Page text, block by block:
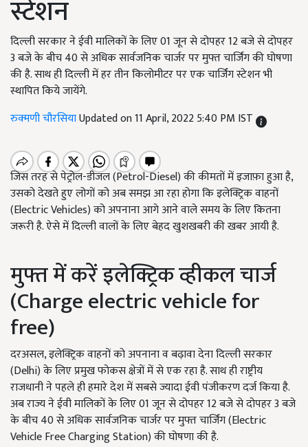
स्टेशन
दिल्ली सरकार ने ईवी मालिकों के लिए 01 जून से दोपहर 12 बजे से दोपहर
3 बजे के बीच 40 से अधिक सार्वजनिक चार्जर पर मुफ्त चार्जिंग की घोषणा
की है. साथ ही दिल्ली में हर तीन किलोमीटर पर एक चार्जिंग स्टेशन भी
स्थापित किये जायेंगे.
रुक्मणी चौरसियाUpdated on 11 April, 2022 5:40 PM IST
जिस तरह से पेट्रोल-डीजल (Petrol-Diesel) की कीमतों में इजाफ़ा हुआ है,
उसको देखते हुए लोगों को अब समझ आ रहा होगा कि इलेक्ट्रिक वाहनों
(Electric Vehicles) को अपनाना आगे आने वाले समय के लिए कितना
जरूरी है. ऐसे में दिल्ली वालों के लिए बेहद खुशखबरी की खबर आयी है.
मुफ्त में करें इलेक्ट्रिक व्हीकल चार्ज
(Charge electric vehicle for
free)
दरअसल, इलेक्ट्रिक वाहनों को अपनाना व बढ़ावा देना दिल्ली सरकार
(Delhi) के लिए प्रमुख फोकस क्षेत्रों में से एक रहा है. साथ ही राष्ट्रीय
राजधानी ने पहले ही हमारे देश में सबसे ज्यादा ईवी पंजीकरण दर्ज किया है.
अब राज्य ने ईवी मालिकों के लिए 01 जून से दोपहर 12 बजे से दोपहर 3 बजे
के बीच 40 से अधिक सार्वजनिक चार्जर पर मुफ्त चार्जिंग (Electric
Vehicle Free Charging Station) की घोषणा की है.